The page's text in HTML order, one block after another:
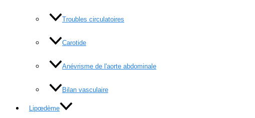
Troubles circulatoires
Carotide
Anévrisme de l'aorte abdominale
Bilan vasculaire
Lipœdème